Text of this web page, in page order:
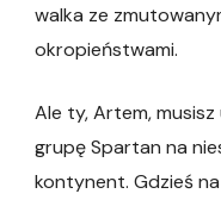
walka ze
okropieństwami.
Ale ty, Artem,
grupę Spartan na
kontynent. Gdzieś